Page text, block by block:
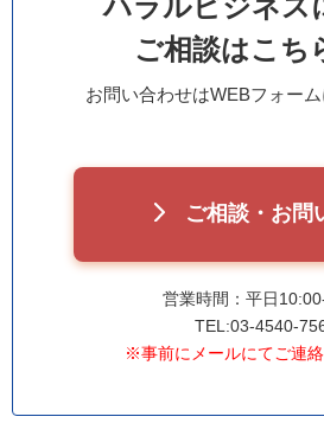
ハラルビジネス
ご相談はこち
お問い合わせはWEBフォーム
ご相談・お問
営業時間：平日
TEL:03-4540-
※事前にメールにてご連絡